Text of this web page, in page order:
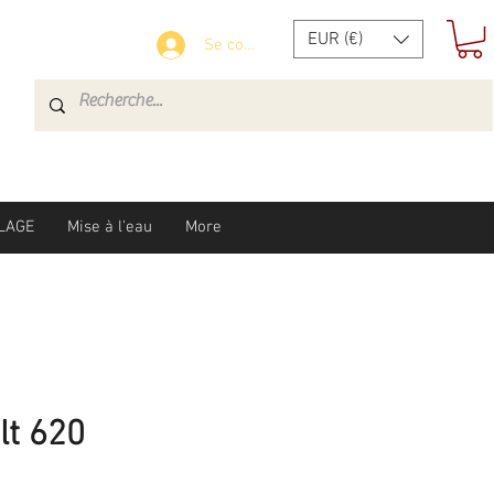
Se connecter EUR (€)
Mise à l'eau More
620